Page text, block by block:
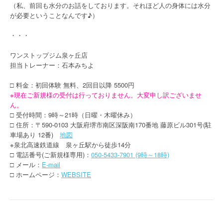
（私、前回も水分のお話をしております。それほど人の身体には水分
が必要ということなんです♪）
・・・
ワンストップジム泉ヶ丘店
担当トレーナー：石本みちよ
□ 料金：初回体験 無料、2回目以降 5500円
※現在ご新規様の受付は行っておりません。大変申し訳ございませ
ん。
□ 受付時間：9時～21時（日曜・木曜休み）
□ 住所：〒590-0103 大阪府堺市南区深阪南170番地 藤原ビル301号(駐
車場あり 12番) 地図
※泉北高速鉄道線 泉ヶ丘駅から徒歩14分
□ 電話番号(ご新規様専用)： 050-5433-7901 (9時～18時)
□ メール： E-mail
□ ホームページ： WEBSITE